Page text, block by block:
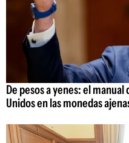
De pesos a yenes: el
Unidos en las monedas